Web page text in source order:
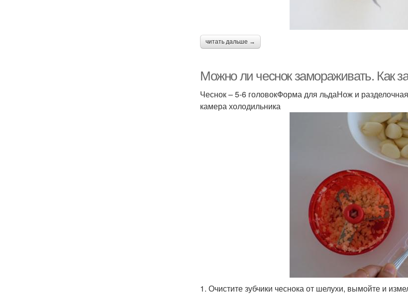
читать дальше →
Можно ли чеснок замораживать. Как
Чеснок – 5-6 головокФорма для льдаНож и
камера холодильника
1. Очистите зубчики чеснока от шелухи, вымойте и